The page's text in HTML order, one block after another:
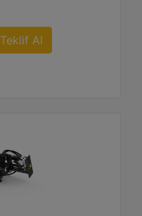
Teklif Al